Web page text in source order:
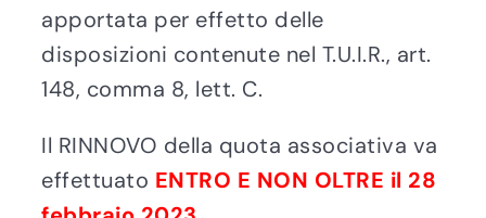
apportata per effetto delle
disposizioni contenute nel T.U.I.R., art.
148, comma 8, lett. C.
Il RINNOVO della quota associativa va
effettuato ENTRO E NON OLTRE il 28